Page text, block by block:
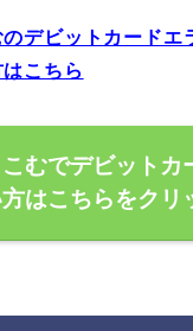
デビットカードエ
こちら
むでデビットカ
はこちらをクリ